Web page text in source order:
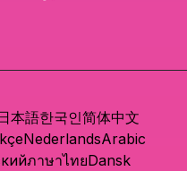
本語한국인简体中文
NederlandsArabic
ภาษาไทยDansk